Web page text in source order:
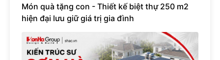
Món quà tặng con - Thiết kế biệt thự 250 m2
hiện đại lưu giữ giá trị gia đình